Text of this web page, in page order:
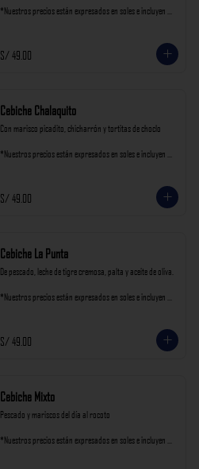
*Nuestros precios están expresados en soles e incluyen
S/ 49.00
Cebiche Chalaquito
Con marisco picadito, chicharrón y tortitas de choclo
*Nuestros precios están expresados en soles e incluyen
S/ 49.00
Cebiche La Punta
De pescado, leche de tigre cremosa, palta y aceite de oliva.
*Nuestros precios están expresados en soles e incluyen
S/ 49.00
Cebiche Mixto
Pescado y mariscos del día al rocoto
*Nuestros precios están expresados en soles e incluyen